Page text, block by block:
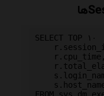
SELECT TOP ۱۰